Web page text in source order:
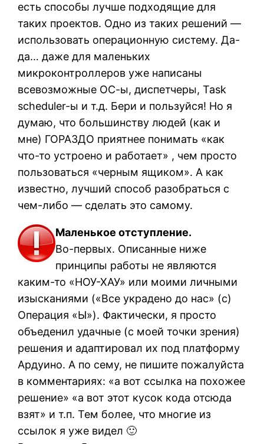
есть способы лучше подходящие для
таких проектов. Одно из таких решений —
использовать операционную систему. Да-
да… даже для маленьких
микроконтроллеров уже написаны
всевозможные ОС-ы, диспетчеры, Task
scheduler-ы и т.д. Бери и пользуйся! Но я
думаю, что большинству людей (как и
мне) ГОРАЗДО приятнее понимать «как
что-то устроено и работает» , чем просто
пользоваться «черным ящиком». А как
известно, лучший способ разобраться с
чем-либо — сделать это самому.
Маленькое отступление.
Во-первых. Описанные ниже
принципы работы не являются
каким-то «НОУ-ХАУ» или моими личными
изысканиями («Все украдено до нас» (с)
Операция «Ы»). Фактически, я просто
объеденил удачные (с моей точки зрения)
решения и адаптировал их под платформу
Ардуино. А по сему, не пишите пожалуйста
в комментариях: «а вот ссылка на похожее
решение» «а вот этот кусок кода отсюда
взят» и т.п. Тем более, что многие из
ссылок я уже видел 🙂